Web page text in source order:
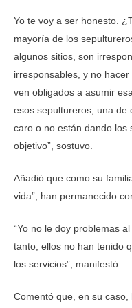
Yo te voy a ser honesto.
mayoría de los
algunos sitios, son
irresponsables, y no
ven obligados a asumir
esos sepultureros, una de
caro o no están dando los
objetivo”, sostuvo.
Añadió que como su
vida”, han permanecido
“Yo no le doy problemas
tanto, ellos no han tenido
los servicios”, manifestó.
Comentó que, en su